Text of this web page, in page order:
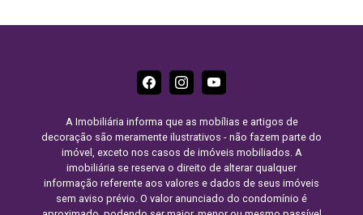
A Imobiliária informa que as mobílias e artigos de
decoração são meramente ilustrativos - não fazem parte do
imóvel, exceto nos casos de imóveis mobiliados. A
imobiliária se reserva o direito de alterar qualquer
informação referente aos valores e dados de seus imóveis
sem aviso prévio. O valor anunciado do condomínio é